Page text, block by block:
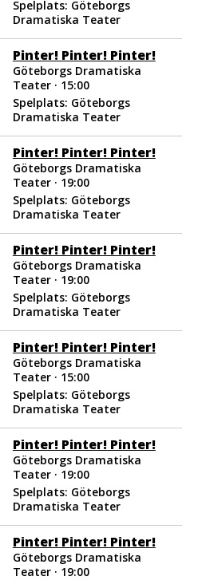
Spelplats: Göteborgs
Dramatiska Teater
Pinter! Pinter! Pinter!
Göteborgs Dramatiska
Teater · 15:00
Spelplats: Göteborgs
Dramatiska Teater
Pinter! Pinter! Pinter!
Göteborgs Dramatiska
Teater · 19:00
Spelplats: Göteborgs
Dramatiska Teater
Pinter! Pinter! Pinter!
Göteborgs Dramatiska
Teater · 19:00
Spelplats: Göteborgs
Dramatiska Teater
Pinter! Pinter! Pinter!
Göteborgs Dramatiska
Teater · 15:00
Spelplats: Göteborgs
Dramatiska Teater
Pinter! Pinter! Pinter!
Göteborgs Dramatiska
Teater · 19:00
Spelplats: Göteborgs
Dramatiska Teater
Pinter! Pinter! Pinter!
Göteborgs Dramatiska
Teater · 19:00